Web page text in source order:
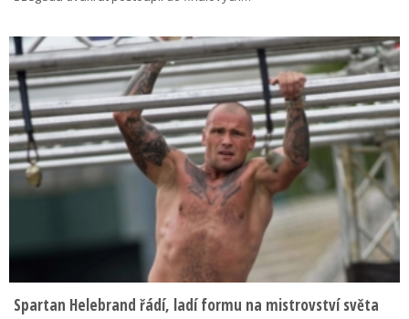
Spartan Helebrand řádí, ladí formu na mistrovství světa